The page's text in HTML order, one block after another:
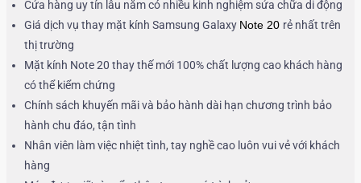
Cửa hàng uy tín lâu năm có nhiều kinh nghiệm sửa chữa di động
Giá dịch vụ thay mặt kính Samsung Galaxy Note 20 rẻ nhất trên
thị trường
Mặt kính Note 20 thay thế mới 100% chất lượng cao khách hàng
có thể kiểm chứng
Chính sách khuyến mãi và bảo hành dài hạn chương trình bảo
hành chu đáo, tận tình
Nhân viên làm việc nhiệt tình, tay nghề cao luôn vui vẻ với khách
hàng